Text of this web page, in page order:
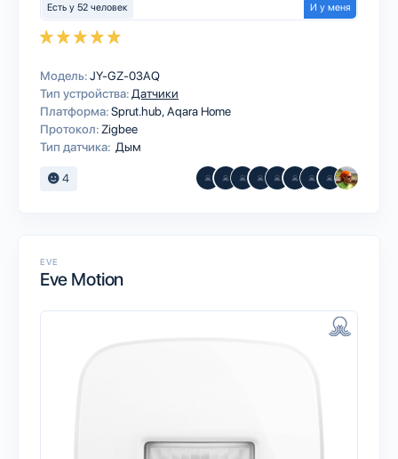
Есть у 52 человек И у меня
Модель:JY-GZ-03AQ
Тип устройства: Датчики
Платформа:Sprut.hubAqara Home
Протокол: Zigbee
Тип датчика: Дым
4
EVE
Eve Motion